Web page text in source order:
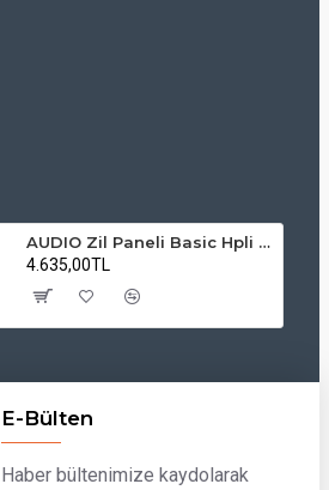
AUDIO Zil Paneli Basic Hpli Çift Buton 18'li Sesli Apartman Diafon Kapı Paneli
4.635,00TL
E-Bülten
Haber bültenimize kaydolarak